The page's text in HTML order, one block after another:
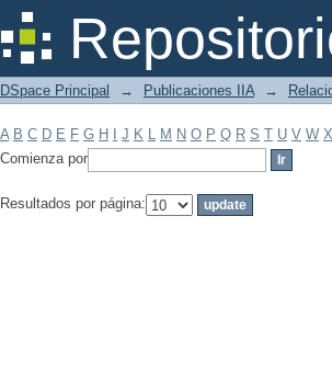
Filtrar por: Materia
DSpace Principal → Publicaciones IIA →
A B C D E F G H J K L M N O P Q R S T U V W X
Comienza por
Resultados por página: